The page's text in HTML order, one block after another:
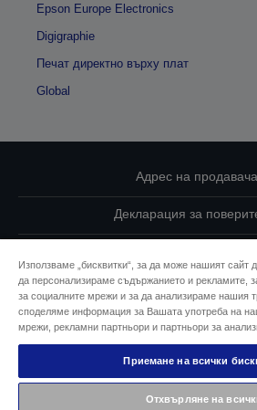
Epson Europe Electronics
Digigraphie
Печат директно върху плат
Global
Адрес на продавача
Декларация за
Свържете се с нас за
Информация за
Ангажимент за достъпност
Използваме „бисквитки“, за да може нашият сайт
да персонализираме съдържанието и рекламите,
за социалните мрежи и за да анализираме нашия
споделяме информация за Вашата употреба на
мрежи, рекламни партньори и партньори за
Приемане на всички
Отхвърляне на